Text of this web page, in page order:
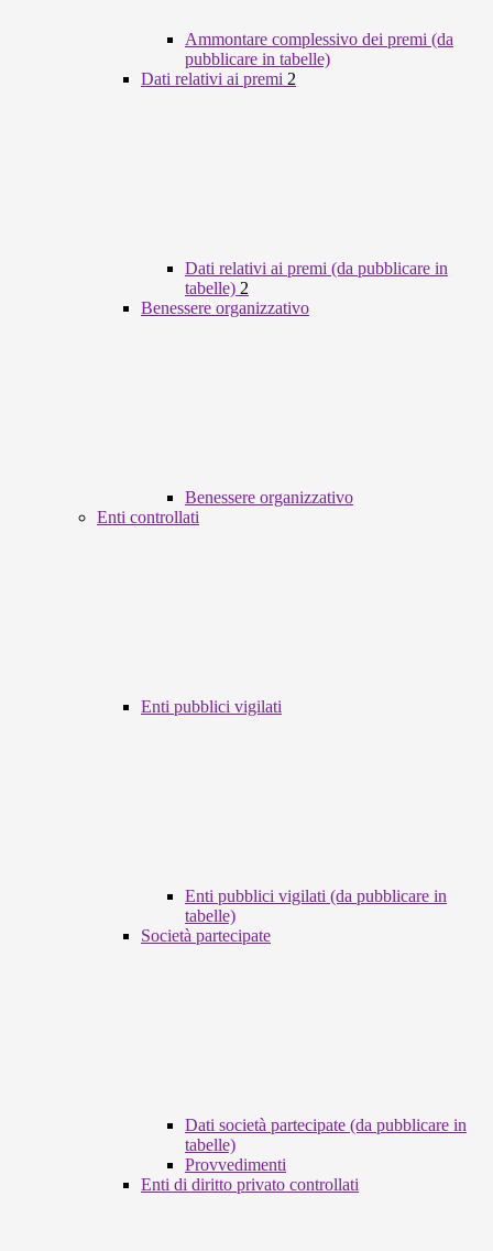
Ammontare complessivo dei premi (da
pubblicare in tabelle)
Dati relativi ai premi 2
Dati relativi ai premi (da pubblicare in
tabelle) 2
Benessere organizzativo
Benessere organizzativo
Enti controllati
Enti pubblici vigilati
Enti pubblici vigilati (da pubblicare in
tabelle)
Società partecipate
Dati società partecipate (da pubblicare in
tabelle)
Provvedimenti
Enti di diritto privato controllati